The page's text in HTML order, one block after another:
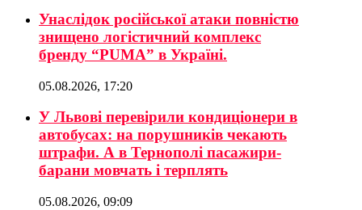
Унаслідок російської атаки повністю
знищено логістичний комплекс
бренду “PUMA” в Україні.
05.08.2026, 17:20
У Львові перевірили кондиціонери в
автобусах: на порушників чекають
штрафи. А в Тернополі пасажири-
барани мовчать і терплять
05.08.2026, 09:09